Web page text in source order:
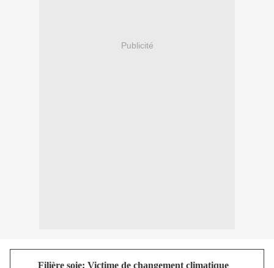
Publicité
Filière soie: Victime de changement climatique